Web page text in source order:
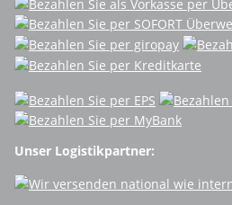
Unser Logistikpartner: